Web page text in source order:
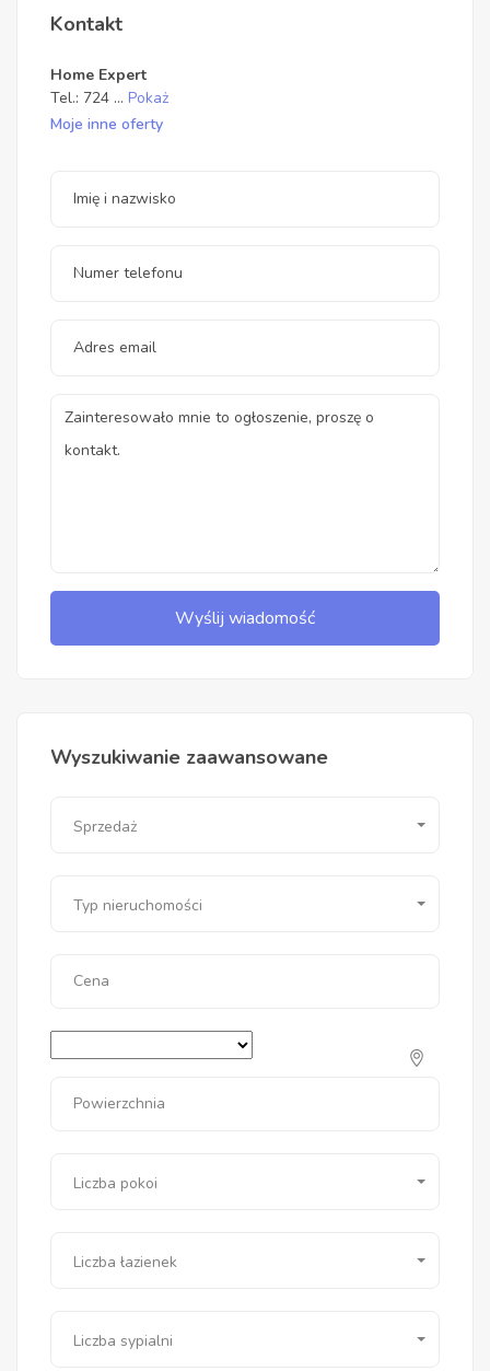
Kontakt
Home Expert
Tel.: 724 ... Pokaż
Moje inne oferty
Wyślij wiadomość
Wyszukiwanie zaawansowane
Sprzedaż
Typ nieruchomości
Cena
Powierzchnia
Liczba pokoi
Liczba łazienek
Liczba sypialni